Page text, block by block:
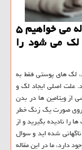
حراج کن: به گزارش حراج کن، در این مقاله می خواهیم ۵
لک می شود را
لک های پوستی فقط به
علت اصلی ایجاد لک و
ویتامین ها در بدن
روی صورت یک زنگ خطر
را نادیده بگیرید و از
شده اید و سوال
ما در این مقاله